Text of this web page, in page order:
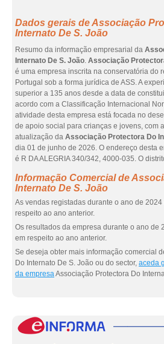
Dados gerais de Associação
Internato De S. João
Resumo da informação empresarial da
Internato De S. João. Associação
é uma empresa inscrita na conservatória do
Portugal sob a forma jurídica de ASS. A
superior a 135 anos desde a data de
acordo com a Classificação Internacional
atividade desta empresa está focada no
de apoio social para crianças e jovens, com
atualização da Associação Protectora Do
dia 01 de junho de 2026. O endereço desta
é R DA ALEGRIA 340/342, 4000-035. O
Informação Comercial de
Internato De S. João
As vendas registadas durante o ano de
respeito ao ano anterior.
Os resultados da empresa durante o ano de
em respeito ao ano anterior.
Se deseja obter mais informação comercial
Do Internato De S. João ou do sector, aceda
da empresaAssociação Protectora Do